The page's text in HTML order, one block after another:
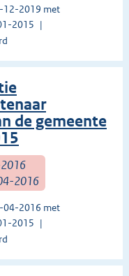
12-2019 met
2015
de gemeente
2016
04-2016 met
2015